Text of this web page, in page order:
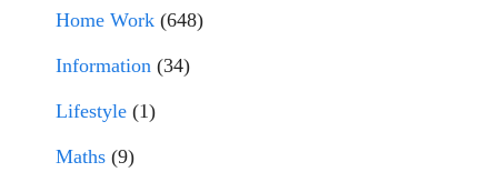
Home Work (648)
Information (34)
Lifestyle (1)
Maths (9)